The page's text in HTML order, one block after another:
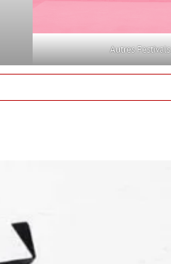
Autres Festivals